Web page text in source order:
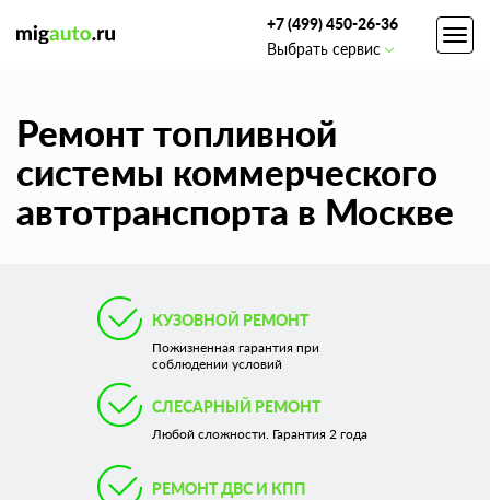
+7 (499) 450-26-36
Выбрать сервис
Ремонт топливной
системы коммерческого
автотранспорта в Москве
КУЗОВНОЙ РЕМОНТ
Пожизненная гарантия при
соблюдении условий
СЛЕСАРНЫЙ РЕМОНТ
Любой сложности. Гарантия 2 года
РЕМОНТ ДВС И КПП